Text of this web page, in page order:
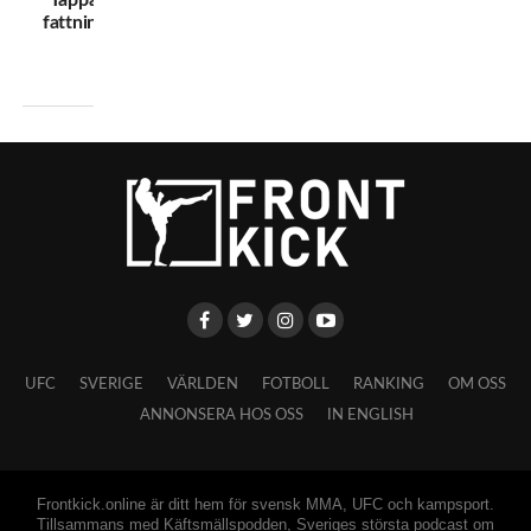
fattningen”
UFC SVERIGE VÄRLDEN FOTBOLL RANKING OM OSS
ANNONSERA HOS OSS IN ENGLISH
Frontkick.online är ditt hem för svensk MMA, UFC och kampsport.
Tillsammans med Käftsmällspodden, Sveriges största podcast om